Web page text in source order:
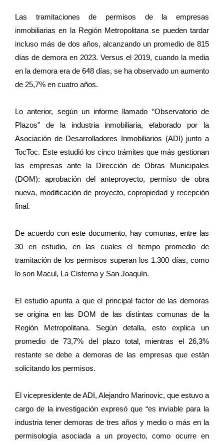
Las tramitaciones de permisos de la empresas
inmobiliarias en la Región Metropolitana se pueden tardar
incluso más de dos años, alcanzando un promedio de 815
días de demora en 2023. Versus el 2019, cuando la media
en la demora era de 648 días, se ha observado un aumento
de 25,7% en cuatro años.
Lo anterior, según un informe llamado “Observatorio de
Plazos” de la industria inmobiliaria, elaborado por la
Asociación de Desarrolladores Inmobiliarios (ADI) junto a
TocToc. Este estudió los cinco trámites que más gestionan
las empresas ante la Dirección de Obras Municipales
(DOM): aprobación del anteproyecto, permiso de obra
nueva, modificación de proyecto, copropiedad y recepción
final.
De acuerdo con este documento, hay comunas, entre las
30 en estudio, en las cuales el tiempo promedio de
tramitación de los permisos superan los 1.300 días, como
lo son Macul, La Cisterna y San Joaquín.
El estudio apunta a que el principal factor de las demoras
se origina en las DOM de las distintas comunas de la
Región Metropolitana. Según detalla, esto explica un
promedio de 73,7% del plazo total, mientras el 26,3%
restante se debe a demoras de las empresas que están
solicitando los permisos.
El vicepresidente de ADI, Alejandro Marinovic, que estuvo a
cargo de la investigación expresó que “es inviable para la
industria tener demoras de tres años y medio o más en la
permisología asociada a un proyecto, como ocurre en